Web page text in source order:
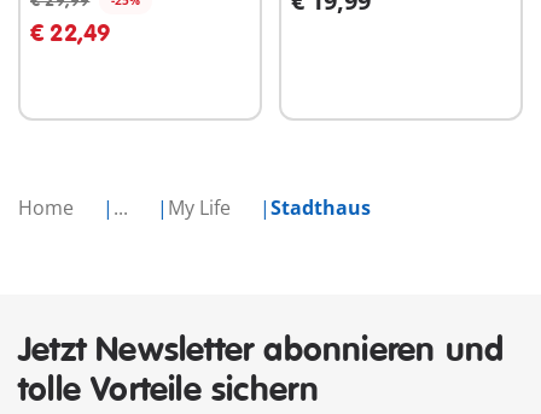
Home ... My Life Stadthaus
€ 22,49
In den Warenkorb In den Warenkorb
Jetzt Newsletter abonnieren und
tolle Vorteile sichern